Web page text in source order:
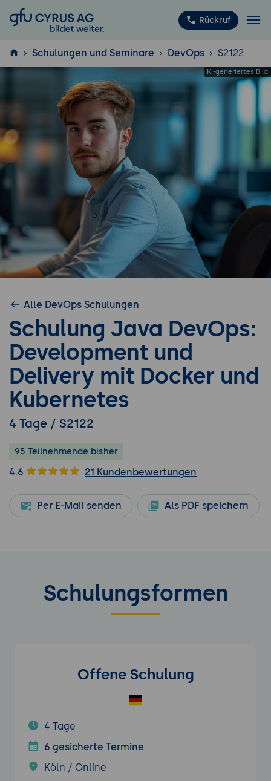
GFU Cyrus AG Rückruf
ISTQB ®
Schulungen und Seminare DevOps S2122
Alle DevOps Schulungen
Schulung Java DevOps:
Development und
Delivery mit Docker und
Kubernetes
4 Tage / S2122
95 Teilnehmende bisher
4.6 21 Kundenbewertungen
Per E-Mail senden Als PDF speichern
Schulungsformen
Offene Schulung
4 Tage
6 gesicherte Termine
Köln / Online